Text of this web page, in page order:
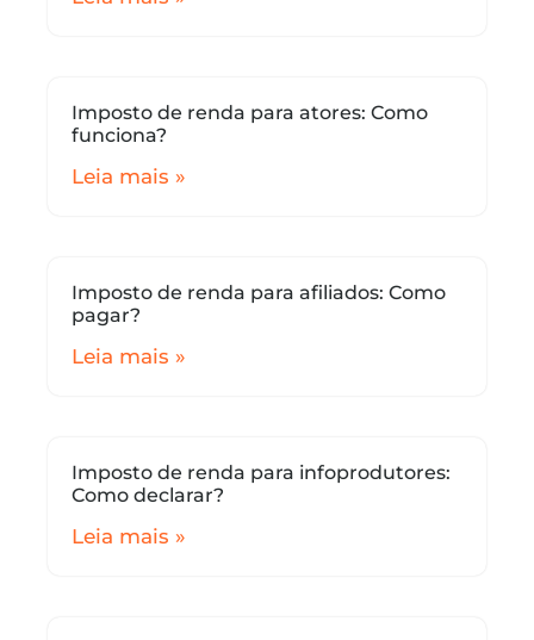
Imposto de renda para atores: Como
funciona?
Leia mais »
Imposto de renda para afiliados: Como
pagar?
Leia mais »
Imposto de renda para infoprodutores:
Como declarar?
Leia mais »